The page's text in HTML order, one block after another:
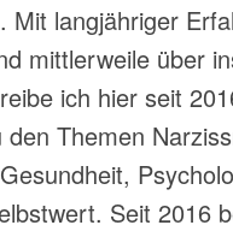
Mit langjähriger
mittlerweile über
ich hier seit
Themen
Seit 2016